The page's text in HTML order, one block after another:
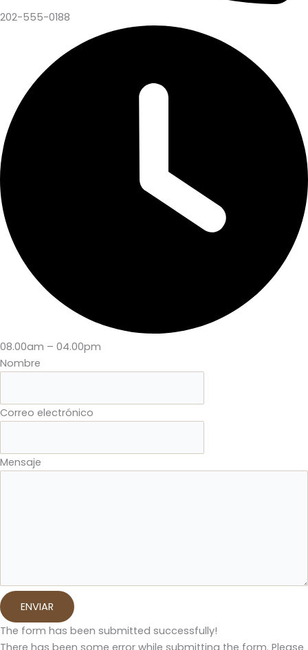
202-555-0188
08.00am – 04.00pm
Nombre
Correo electrónico
Mensaje
ENVIAR
The form has been submitted successfully!